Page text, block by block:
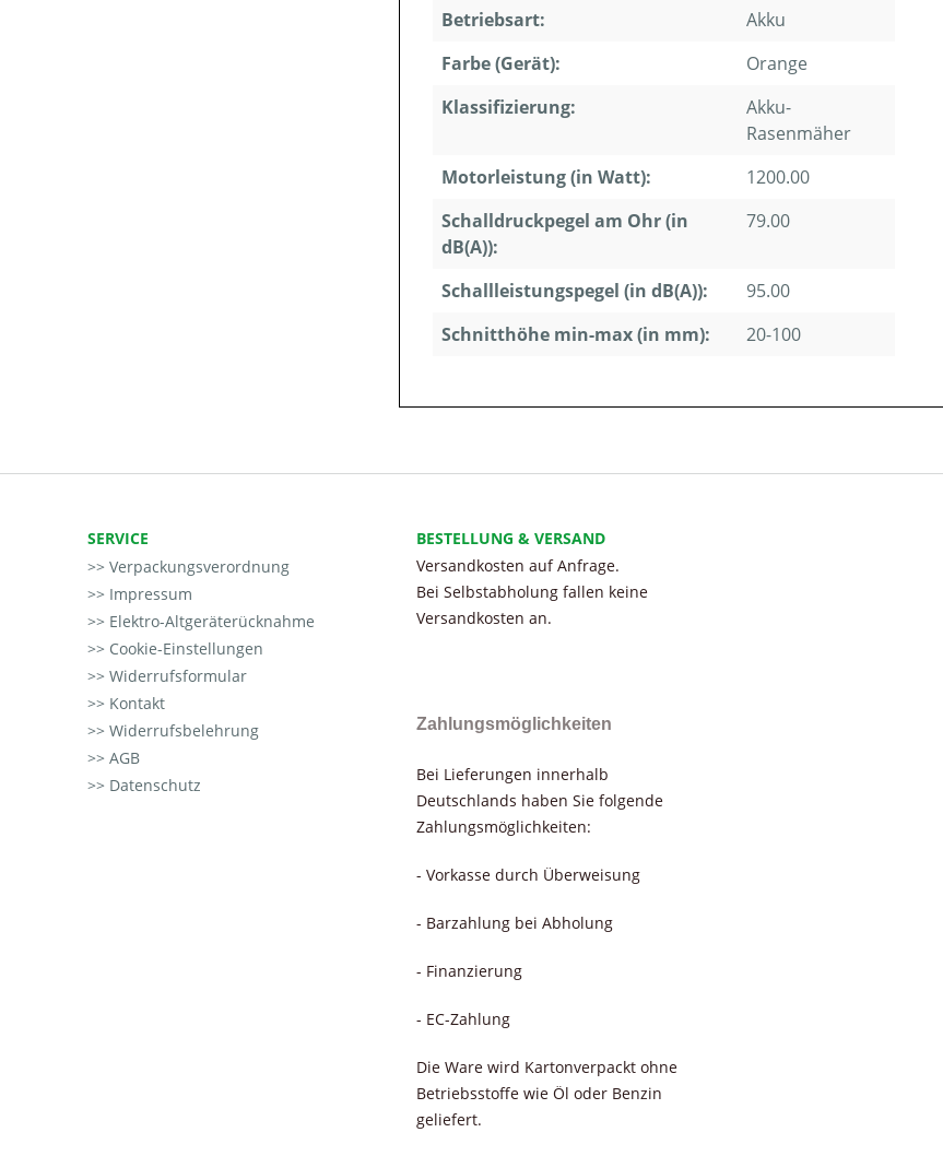
Betriebsart:
Akku
Farbe (Gerät):
Orange
Klassifizierung:
Akku-
Rasenmäher
Motorleistung (in Watt):
1200.00
Schalldruckpegel am Ohr (in
dB(A)):
79.00
Schallleistungspegel (in dB(A)):
95.00
Schnitthöhe min-max (in mm):
20-100
SERVICE
Verpackungsverordnung
Impressum
Elektro-Altgeräterücknahme
Cookie-Einstellungen
Widerrufsformular
Kontakt
Widerrufsbelehrung
AGB
Datenschutz
BESTELLUNG & VERSAND
Versandkosten auf Anfrage.
Bei Selbstabholung fallen keine
Versandkosten an.
Zahlungsmöglichkeiten
Bei Lieferungen innerhalb
Deutschlands haben Sie folgende
Zahlungsmöglichkeiten:
- Vorkasse durch Überweisung
- Barzahlung bei Abholung
- Finanzierung
- EC-Zahlung
Die Ware wird Kartonverpackt ohne
Betriebsstoffe wie Öl oder Benzin
geliefert.